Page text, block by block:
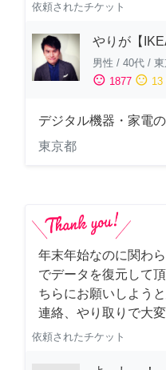
依頼されたチケット
やりが【
男性 / 40代 /
sentiment_satisfied 1877 sentiment_neutral 13
デジタル機器・家電
東京都
年末年始なのに関わ
でデータを復元して
ちらにお願いしよう
連絡、やり取りで大
依頼されたチケット